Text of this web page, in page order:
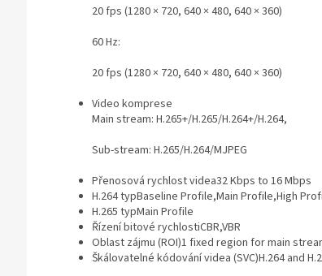
20 fps (1280 × 720, 640 × 480, 640 × 360)
60 Hz:
20 fps (1280 × 720, 640 × 480, 640 × 360)
Video komprese
Main stream: H.265+/H.265/H.264+/H.264,
Sub-stream: H.265/H.264/MJPEG
Přenosová rychlost videa32 Kbps to 16 Mbps
H.264 typBaseline Profile,Main Profile,High
H.265 typMain Profile
Řízení bitové rychlostiCBR,VBR
Oblast zájmu (ROI)1 fixed region for main
Škálovatelné kódování videa (SVC)H.264 and